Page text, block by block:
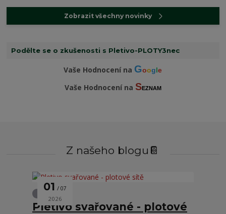
Zobrazit všechny novinky
Podělte se o zkušenosti s Pletivo-PLOTY3nec
Vaše Hodnocení na Google
Vaše Hodnocení na SEZNAM
Z našeho blogu📔
01 07
2026
Pletivo svařované - plotové